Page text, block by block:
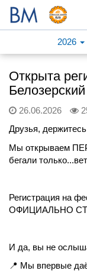
2026
Открыта
26.06.2026
Друзья,
Мы открываем
бегали
Регистрация на
ОФИЦИАЛЬНО
И да, вы не
📍 Мы впервые